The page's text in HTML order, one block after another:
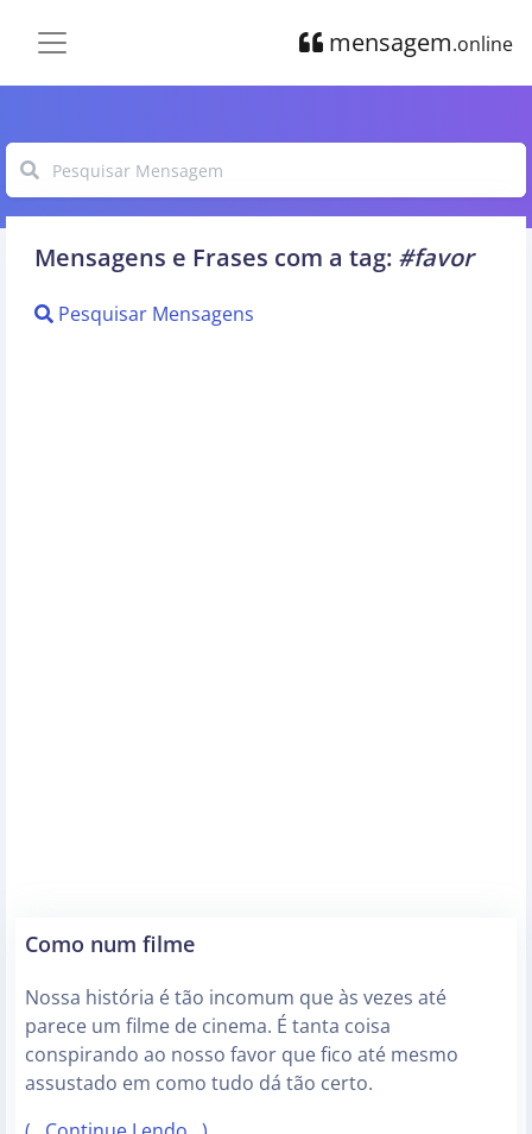
mensagem.online
Mensagens e Frases com a tag: #favor
Pesquisar Mensagens
Como num filme
Nossa história é tão incomum que às vezes até
parece um filme de cinema. É tanta coisa
conspirando ao nosso favor que fico até mesmo
assustado em como tudo dá tão certo.